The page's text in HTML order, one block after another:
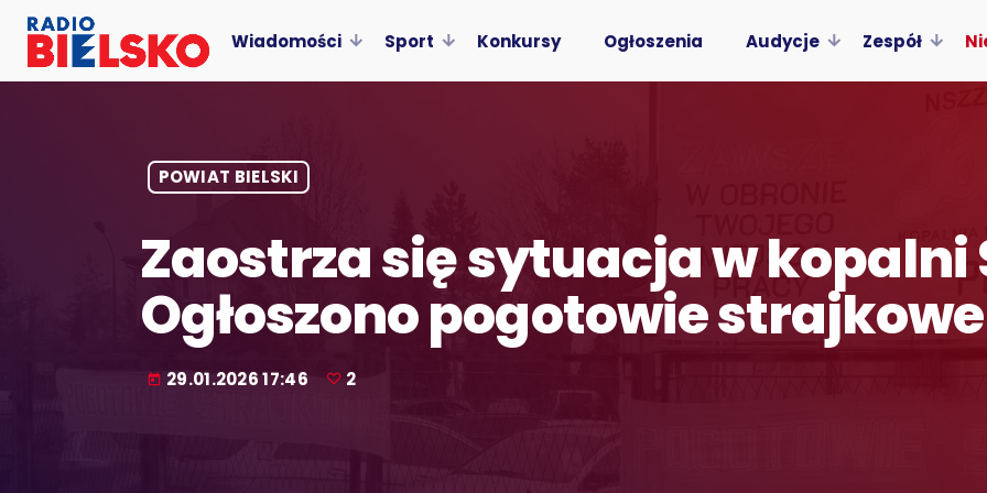
Wiadomości Sport Konkursy Ogłoszenia Audycje Zespół
POWIAT BIELSKI
Zaostrza się sytuacja w kopalni
Ogłoszono pogotowie strajkowe
today 29.01.2026 17:46 2